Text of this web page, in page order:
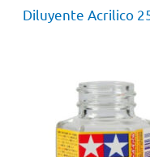
Diluyente Acrilico